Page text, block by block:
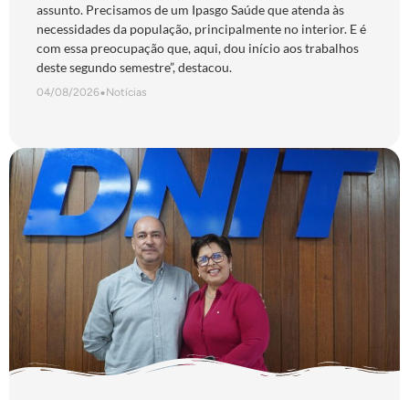
assunto. Precisamos de um Ipasgo Saúde que atenda às
necessidades da população, principalmente no interior. E é
com essa preocupação que, aqui, dou início aos trabalhos
deste segundo semestre”, destacou.
04/08/2026•Notícias